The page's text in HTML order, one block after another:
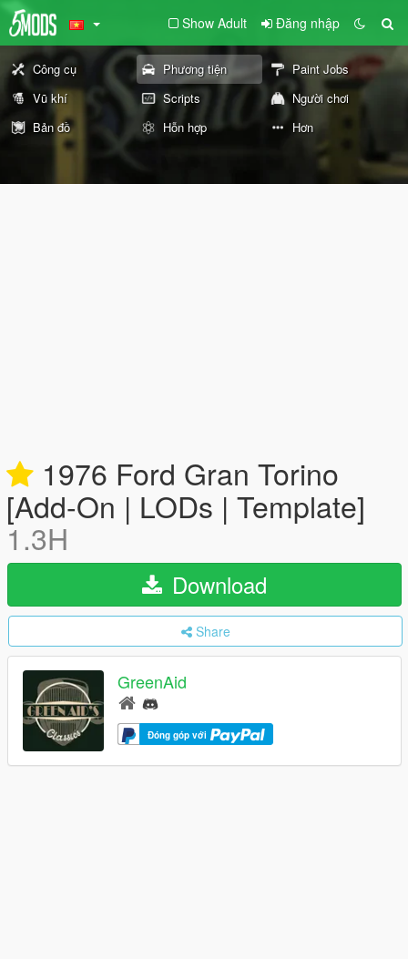
Show Adult Đăng nhập
Công cụ Phương tiện
Paint Jobs
Vũ khí
Scripts
Người chơi
Bản đồ
Hỗn hợp Hơn
1976 Ford Gran Torino
[Add-On | LODs | Template]
1.3H
Download
Share
GreenAid
Đóng góp với